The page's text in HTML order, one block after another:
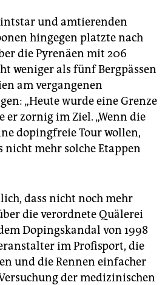
und amtierenden
hingegen platzte nach
die Pyrenäen mit 206
weniger als fünf Bergpässen
am vergangenen
„Heute wurde eine Grenze
er zornig im Ziel. „Wenn die
dopingfreie Tour wollen,
mehr solche Etappen
dass nicht noch mehr
die verordnete Quälerei
Dopingskandal von 1998
im Profisport, die
und die Rennen einfacher
der medizinischen